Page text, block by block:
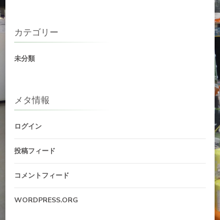
カテゴリー
未分類
メタ情報
ログイン
投稿フィード
コメントフィード
WORDPRESS.ORG